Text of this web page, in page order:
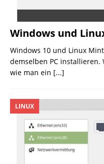
Windows und
Windows 10 und Linux
demselben PC
wie man ein [...]
LINUX